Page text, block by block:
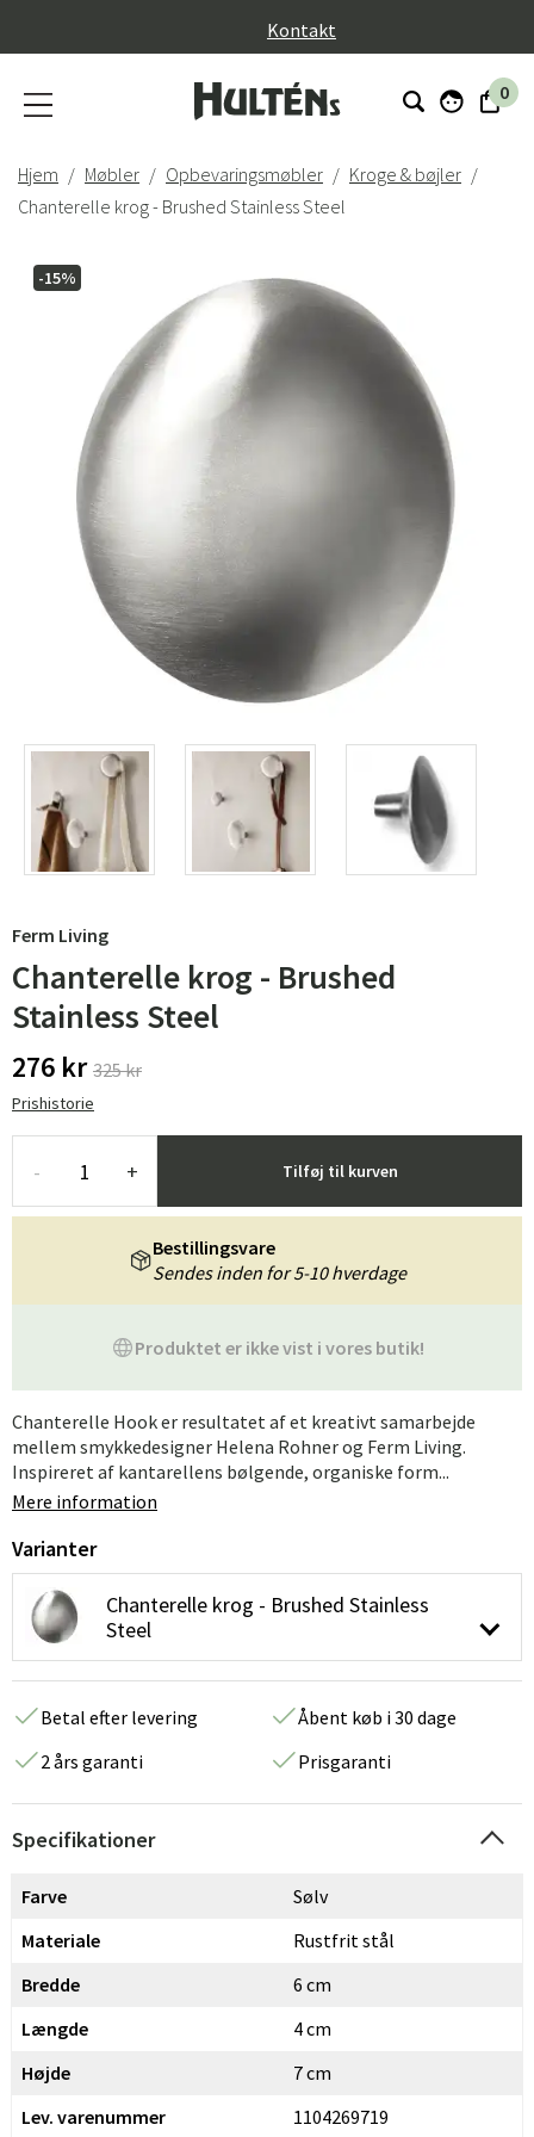
Kontakt
0
Hjem Møbler Opbevaringsmøbler
Kroge & bøjler
Chanterelle krog - Brushed Stainless Steel
-15%
Ferm Living
Chanterelle krog - Brushed
Stainless Steel
276 kr 325 kr
Prishistorie
- + Tilføj til kurven
Produktet er ikke vist i vores butik!
Bestillingsvare
Sendes inden for 5-10 hverdage
Chanterelle Hook er resultatet af et kreativt samarbejde
mellem smykkedesigner Helena Rohner og Ferm Living.
Inspireret af kantarellens bølgende, organiske form...
Mere information
Varianter
Chanterelle krog - Brushed Stainless
Steel
Betal efter levering
Åbent køb i 30 dage
2 års garanti
Prisgaranti
Specifikationer
Farve
Sølv
Materiale
Rustfrit stål
Bredde
6 cm
Længde
4 cm
Højde
7 cm
Lev. varenummer
1104269719